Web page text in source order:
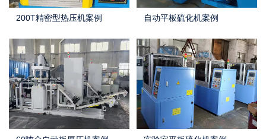
200T精密型热压机案例 自动平板硫化机案例